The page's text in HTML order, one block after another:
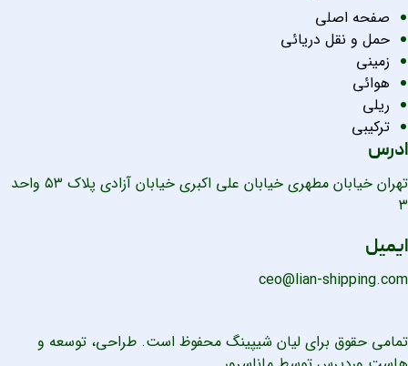
صفحه اصلی
حمل و نقل دریائی
زمینی
هوائی
ریلی
ترکیبی
ادرس
تهران خیابان مطهری خیابان علی اکبری خیابان آزادی پلاک ۵۳ واحد
۳
ایمیل
ceo@lian-shipping.com
تمامی حقوق برای لیان شیپینگ محفوظ است. طراحی، توسعه و